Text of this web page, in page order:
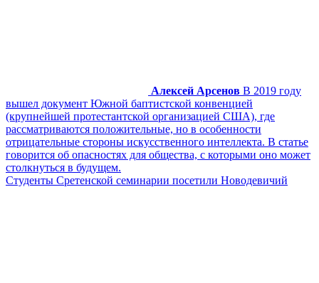
Алексей Арсенов В 2019 году
вышел документ Южной баптистской конвенцией
(крупнейшей протестантской организацией США), где
рассматриваются положительные, но в особенности
отрицательные стороны искусственного интеллекта. В статье
говорится об опасностях для общества, с которыми оно может
столкнуться в будущем.
Студенты Сретенской семинарии посетили Новодевичий